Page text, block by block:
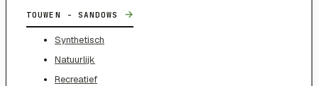
TOUWEN - SANDOWS →
Synthetisch
Natuurlijk
Recreatief